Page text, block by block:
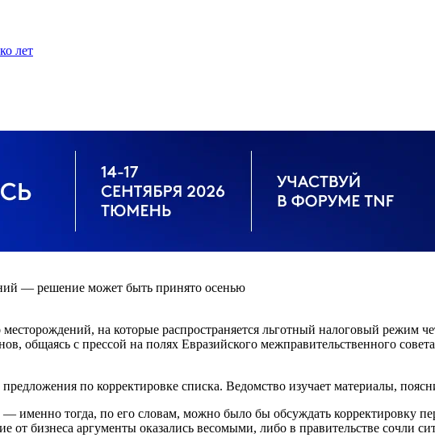
лет
— решение может быть принято осенью
на которые распространяется льготный налоговый режим
общаясь с прессой на полях Евразийского межправительственного
по корректировке списка. Ведомство изучает материалы,
тогда, по его словам, можно было бы обсуждать корректировку
от бизнеса аргументы оказались весомыми, либо в правительстве сочли